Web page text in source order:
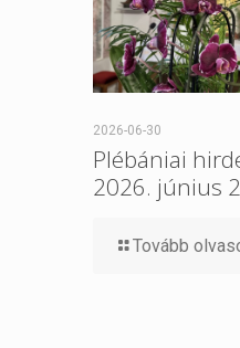
2026-06-30
Plébániai
2026. június
Tovább